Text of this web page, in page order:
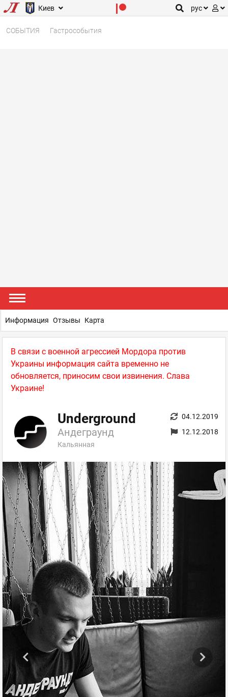
Киев рус
СОБЫТИЯ Гастрособытия
В связи с военной агрессией Мордора против
Украины информация сайта временно не
обновляется, приносим свои извинения. Слава
Украине!
Underground
Андеграунд
Кальянная
04.12.2019
12.12.2018
Информация Отзывы Карта